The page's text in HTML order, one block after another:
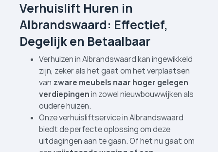
Verhuislift Huren in
Albrandswaard: Effectief,
Degelijk en Betaalbaar
Verhuizen in Albrandswaard kan ingewikkeld
zijn, zeker als het gaat om het verplaatsen
van zware meubels naar hoger gelegen
verdiepingenin zowel nieuwbouwwijken als
oudere huizen.
Onze verhuislift­service in Albrandswaard
biedt de perfecte oplossing om deze
uitdagingen aan te gaan. Of het nu gaat om